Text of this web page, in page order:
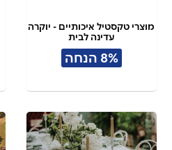
מוצרי טקסטיל איכותיים - יוקרה
עדינה לבית
8% הנחה